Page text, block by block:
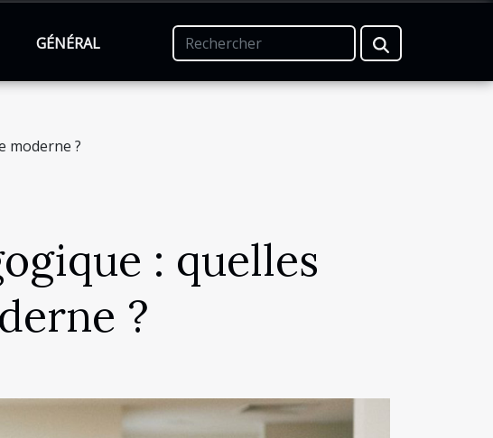
GÉNÉRAL
moderne ?
: quelles
?